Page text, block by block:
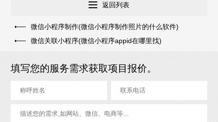
返回列表
微信小程序制作(微信小程序制作照片的什么软件)
微信关联小程序(微信小程序appid在哪里找)
填写您的服务需求获取项目报价。